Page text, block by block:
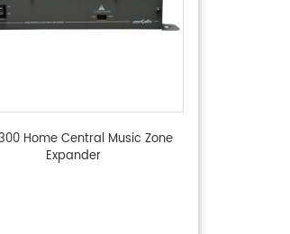
Home Central Music Zone
Expander